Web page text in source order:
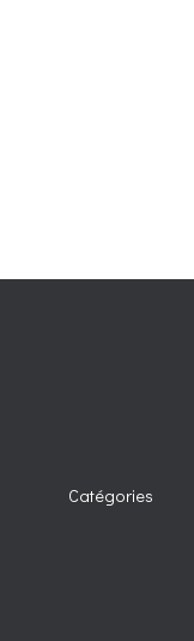
Catégories